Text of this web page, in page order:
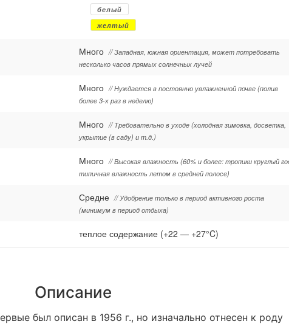
белый
желтый
Много // Западная, южная ориентация, может потребовать
несколько часов прямых солнечных лучей
Много // Нуждается в постоянно увлажненной почве (полив
более 3-х раз в неделю)
Много // Требовательно в уходе (холодная зимовка, досветка,
укрытие (в саду) и т.д.)
Много // Высокая влажность (60% и более: тропики круглый
типичная влажность летом в средней полосе)
Средне // Удобрение только в период активного роста
(минимум в период отдыха)
теплое содержание (+22 — +27°C)
Описание
был описан в 1956 г., но изначально отнесен к роду